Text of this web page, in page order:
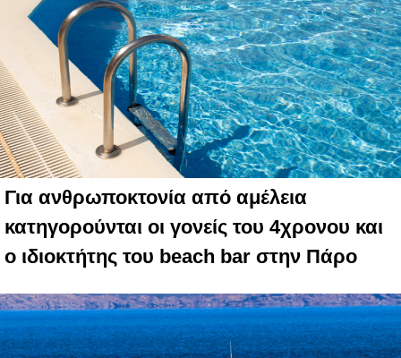
Για ανθρωποκτονία από αμέλεια
κατηγορούνται οι γονείς του 4χρονου και
ο ιδιοκτήτης του beach bar στην Πάρο